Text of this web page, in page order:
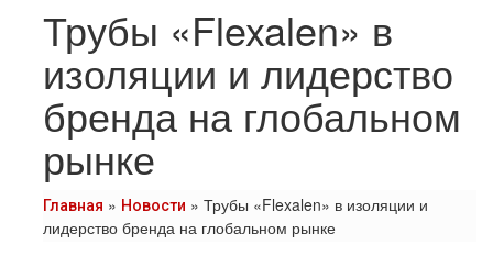
Трубы «Flexalen» в
изоляции и лидерство
бренда на глобальном
рынке
Главная » Новости » Трубы «Flexalen» в изоляции и
лидерство бренда на глобальном рынке